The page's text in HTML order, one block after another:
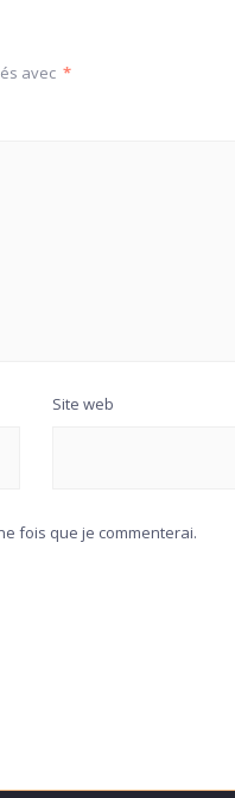
avec *
Site web
fois que je commenterai.